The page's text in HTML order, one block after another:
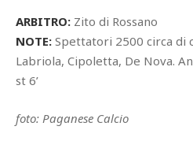
ARBITRO: Zito di Rossano
NOTE: Spettatori 2500 circa di
Labriola, Cipoletta, De Nova.
st 6’
foto: Paganese Calcio